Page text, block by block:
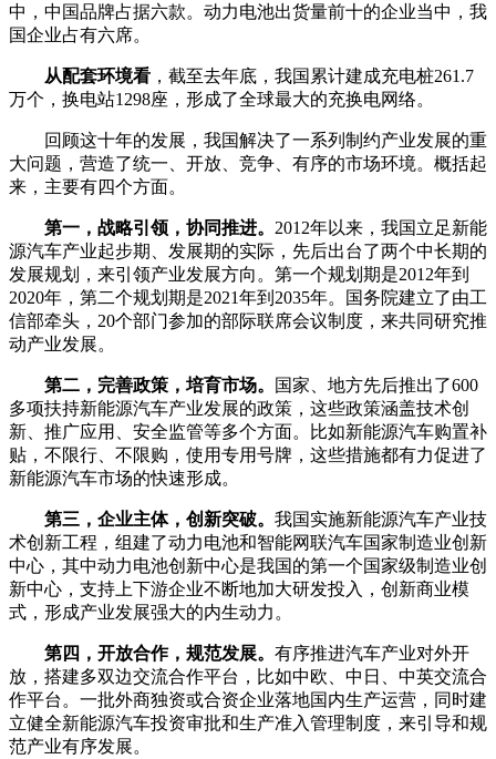
中，中国品牌占据六款。动力电池出货量前十的企业当中，我
国企业占有六席。
从配套环境看 ，截至去年底，我国累计建成充电桩261.7
万个，换电站1298座，形成了全球最大的充换电网络。
回顾这十年的发展，我国解决了一系列制约产业发展的重
大问题，营造了统一、开放、竞争、有序的市场环境。概括起
来，主要有四个方面。
第一，战略引领，协同推进。 2012年以来，我国立足新能
源汽车产业起步期、发展期的实际，先后出台了两个中长期的
发展规划，来引领产业发展方向。第一个规划期是2012年到
2020年，第二个规划期是2021年到2035年。国务院建立了由工
信部牵头，20个部门参加的部际联席会议制度，来共同研究推
动产业发展。
第二，完善政策，培育市场。
国家、地方先后推出了600
多项扶持新能源汽车产业发展的政策，这些政策涵盖技术创
新、推广应用、安全监管等多个方面。比如新能源汽车购置补
贴，不限行、不限购，使用专用号牌，这些措施都有力促进了
新能源汽车市场的快速形成。
第三，企业主体，创新突破。 我国实施新能源汽车产业技
术创新工程，组建了动力电池和智能网联汽车国家制造业创新
中心，其中动力电池创新中心是我国的第一个国家级制造业创
新中心，支持上下游企业不断地加大研发投入，创新商业模
式，形成产业发展强大的内生动力。
第四，开放合作，规范发展。 有序推进汽车产业对外开
放，搭建多双边交流合作平台，比如中欧、中日、中英交流合
作平台。一批外商独资或合资企业落地国内生产运营，同时建
立健全新能源汽车投资审批和生产准入管理制度，来引导和规
范产业有序发展。